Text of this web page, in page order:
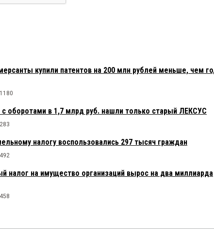
купили патентов на 200 млн рублей меньше, чем
1180
оборотами в 1,7 млрд руб. нашли только старый ЛЕКСУС
налогу воспользовались 297 тысяч граждан
налог на имущество организаций вырос на два миллиарда